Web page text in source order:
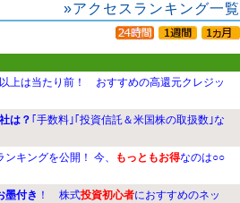
»アクセスランキング一覧
上は当たり前！ おすすめの高還元クレジッ
は？ ｢手数料｣｢投資信託＆米国株の取扱数｣な
ンキングを公開！ 今、 もっともお得なのは○○
墨付き ！ 株式投資初心者におすすめのネッ